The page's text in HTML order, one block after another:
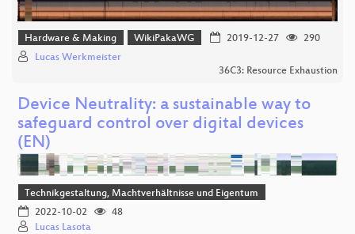
Hardware & Making WikiPakaWG 2019-12-27
290
Lucas Werkmeister
36C3: Resource Exhaustion
Device Neutrality: a sustainable way to
safeguard control over digital devices
(EN)
Technikgestaltung, Machtverhältnisse und Eigentum
2022-10-02
48
Lucas Lasota